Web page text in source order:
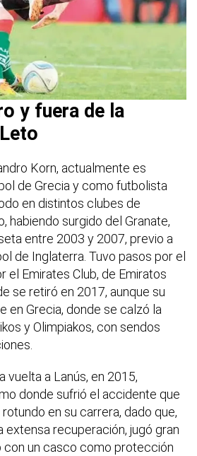
y fuera de la
Korn, actualmente es
de Grecia y como futbolista
en distintos clubes de
habiendo surgido del Granate,
entre 2003 y 2007, previo a
de Inglaterra. Tuvo pasos por el
el Emirates Club, de Emiratos
se retiró en 2017, aunque su
en Grecia, donde se calzó la
y Olimpiakos, con sendos
vuelta a Lanús, en 2015,
donde sufrió el accidente que
en su carrera, dado que,
extensa recuperación, jugó gran
con un casco como protección